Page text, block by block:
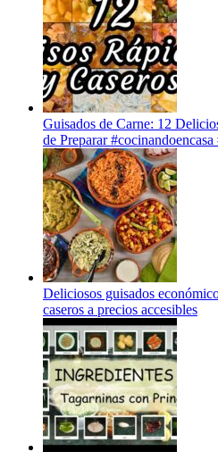
Guisados de Carne: 12
de Preparar
Deliciosos guisados
caseros a precios accesibles